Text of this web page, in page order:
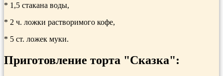
* 1,5 стакана воды,
* 2 ч. ложки растворимого кофе,
* 5 ст. ложек муки.
Приготовление торта "Сказка":